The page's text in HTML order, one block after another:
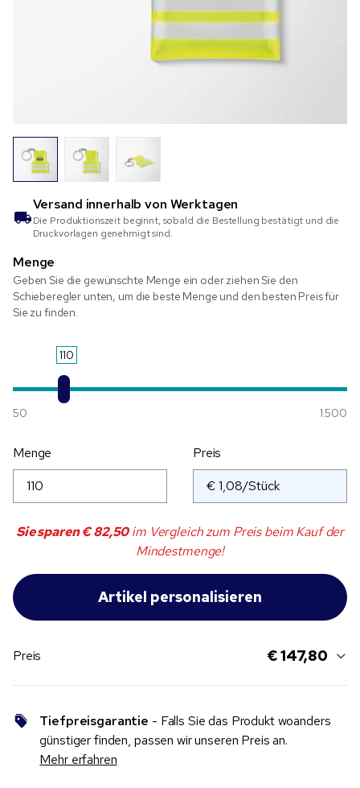
Versand innerhalb von Werktagen
Die Produktionszeit beginnt, sobald die Bestellung bestätigt und die
Druckvorlagen genehmigt sind.
Menge
Geben Sie die gewünschte Menge ein oder ziehen Sie den
Schieberegler unten, um die beste Menge und den besten Preis für
Sie zu finden.
110
50 1.500
Menge Preis
Sie sparen€ 82,50im Vergleich zum Preis beim Kauf der
Mindestmenge!
Preis € 147,80
Tiefpreisgarantie - Falls Sie das Produkt woanders
günstiger finden, passen wir unseren Preis an.
Mehr erfahren